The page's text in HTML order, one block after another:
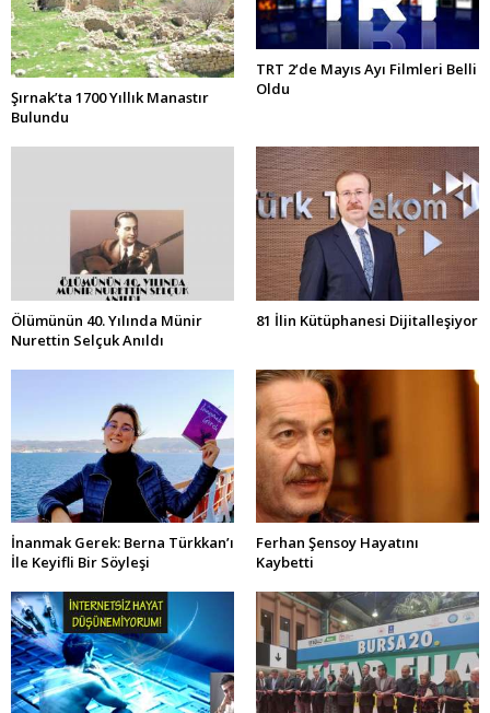
Şırnak’ta 1700 Yıllık Manastır
Bulundu
TRT 2’de Mayıs Ayı Filmleri Belli
Oldu
Ölümünün 40. Yılında Münir
Nurettin Selçuk Anıldı
81 İlin Kütüphanesi Dijitalleşiyor
İnanmak Gerek: Berna Türkkan’ı
İle Keyifli Bir Söyleşi
Ferhan Şensoy Hayatını
Kaybetti